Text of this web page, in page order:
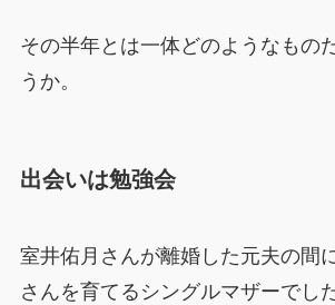
その半年とは一体どのようなもの
うか。
出会いは勉強会
室井佑月さんが離婚した元夫の間
さんを育てるシングルマザーでした